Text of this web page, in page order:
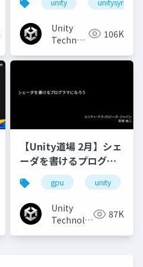
して～
Unity
Technologies106K
【Unity道場 2月】シェ
ーダを書けるプログラ
マになろう
gpu unity
Unity
Technologies 87K